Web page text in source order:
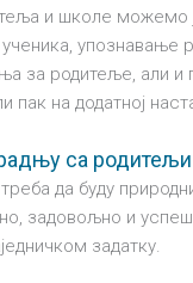
и школе можемо
ученика,
за родитеље, али
пак на додатној
са
да буду
задовољно и
задатку.